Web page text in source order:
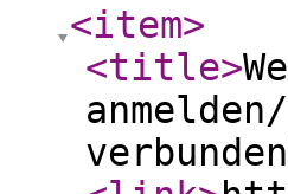
<item>
<title>